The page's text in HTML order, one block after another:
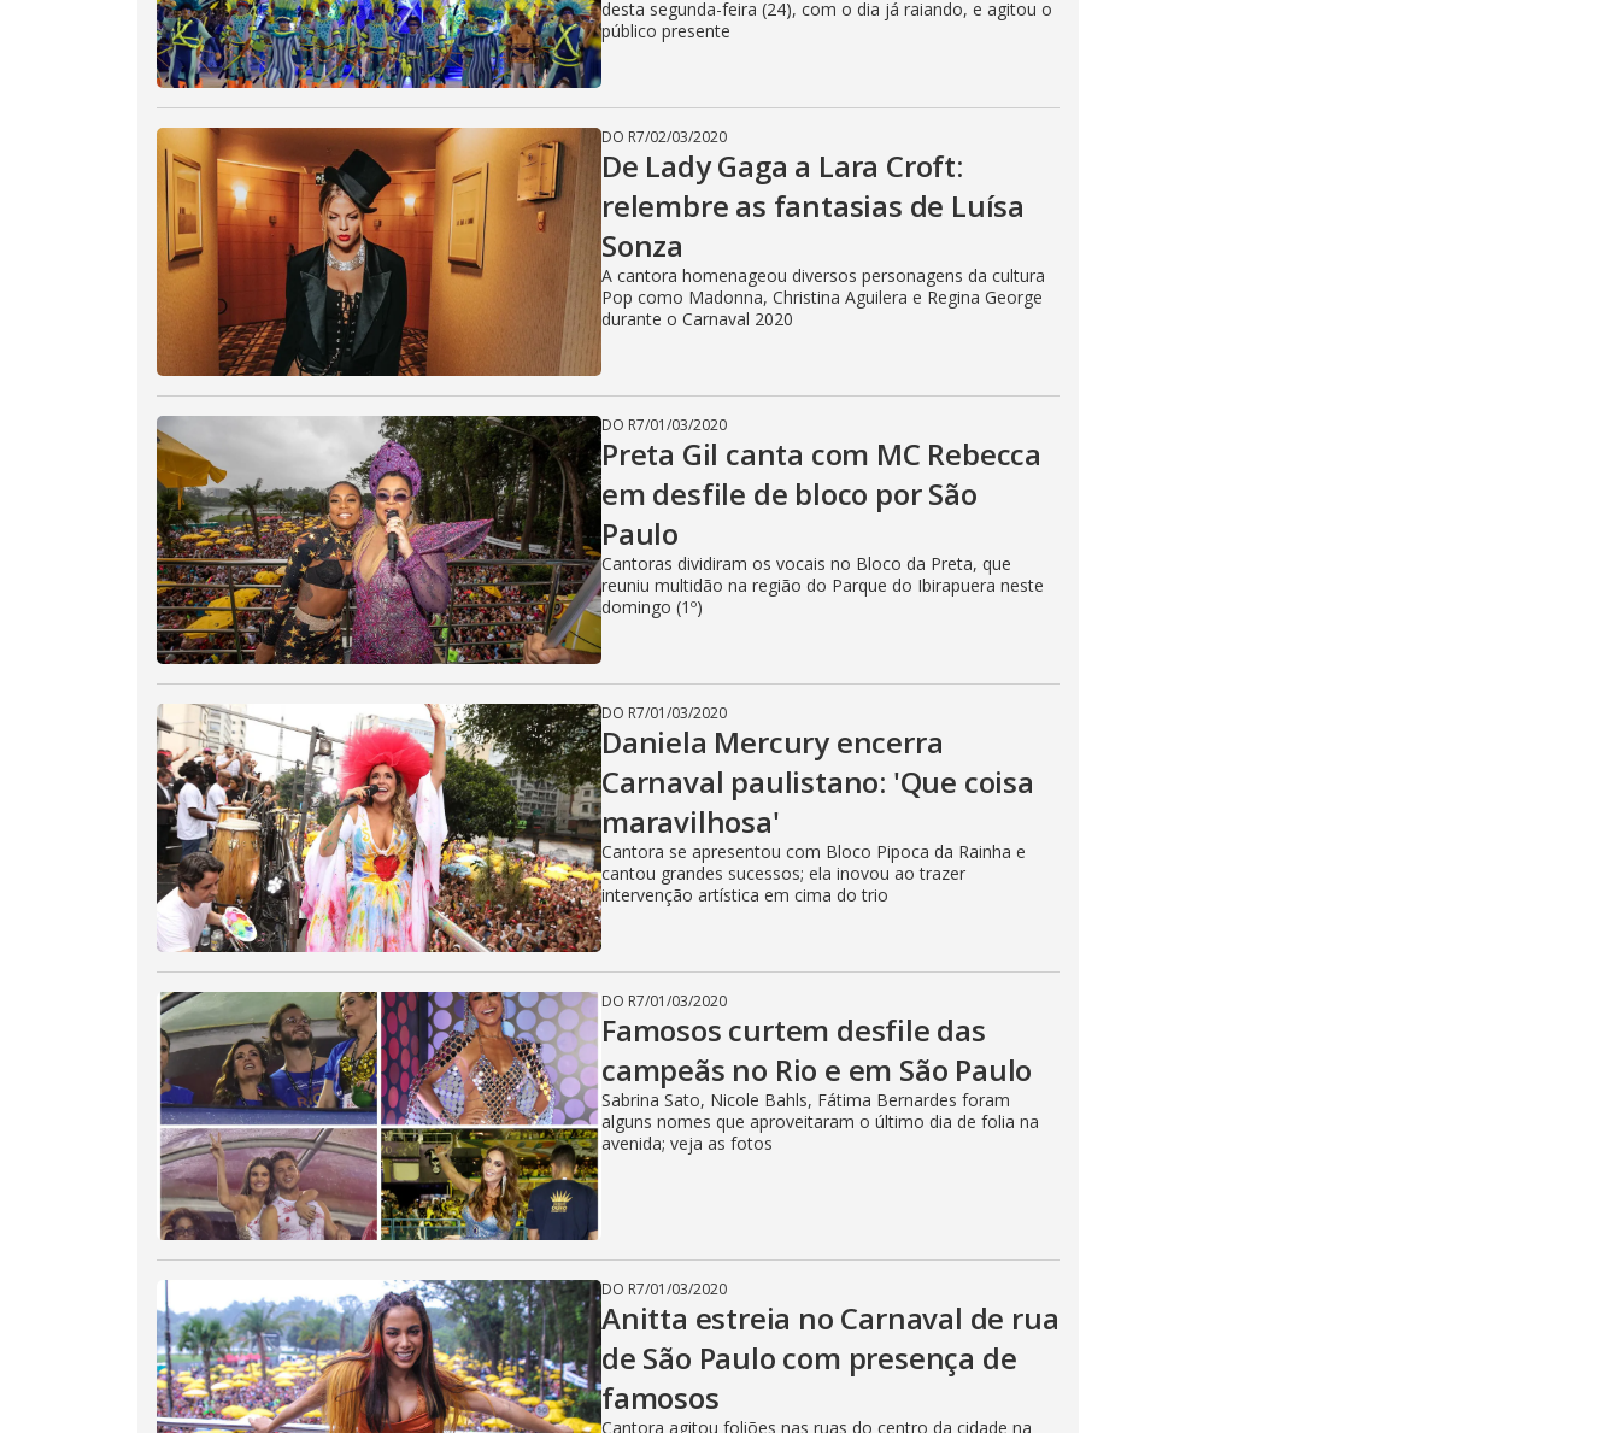
desta segunda-feira (24), com o dia já raiando, e agitou o
público presente
DO R7/02/03/2020
De Lady Gaga a Lara Croft:
relembre as fantasias de Luísa
Sonza
A cantora homenageou diversos personagens da cultura
Pop como Madonna, Christina Aguilera e Regina George
durante o Carnaval 2020
DO R7/01/03/2020
Preta Gil canta com MC Rebecca
em desfile de bloco por São
Paulo
Cantoras dividiram os vocais no Bloco da Preta, que
reuniu multidão na região do Parque do Ibirapuera neste
domingo (1º)
DO R7/01/03/2020
Daniela Mercury encerra
Carnaval paulistano: 'Que coisa
maravilhosa'
Cantora se apresentou com Bloco Pipoca da Rainha e
cantou grandes sucessos; ela inovou ao trazer
intervenção artística em cima do trio
DO R7/01/03/2020
Famosos curtem desfile das
campeãs no Rio e em São Paulo
Sabrina Sato, Nicole Bahls, Fátima Bernardes foram
alguns nomes que aproveitaram o último dia de folia na
avenida; veja as fotos
DO R7/01/03/2020
Anitta estreia no Carnaval de rua
de São Paulo com presença de
famosos
Cantora agitou foliões nas ruas do centro da cidade na